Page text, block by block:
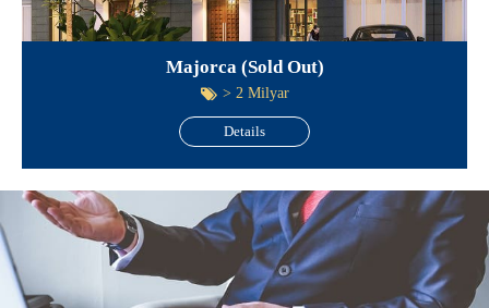
Majorca (Sold Out)
> 2 Milyar
Details